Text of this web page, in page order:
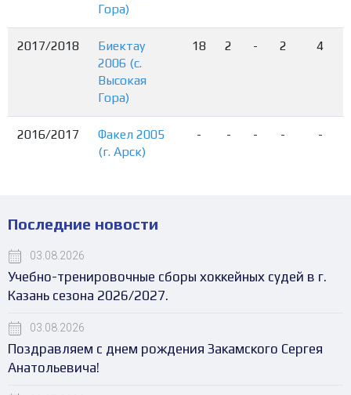
Гора)
2017/2018
Биектау
2006 (с.
Высокая
Гора)
18 2 - 2 4
2016/2017
Факел 2005
(г. Арск)
- - - - -
Последние новости
03.08.2026
Учебно-тренировочные сборы хоккейных судей в г.
Казань сезона 2026/2027.
03.08.2026
Поздравляем с днем рождения Закамского Сергея
Анатольевича!